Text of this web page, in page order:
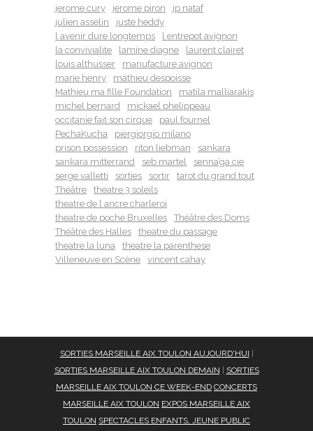
jerome cury
jerome piron
jp nataf
julien asselin
juste heddy
l avenir dure longtemps
l entrepot avignon
la convivialite
lamine diagne
laurent clairet
louis althusser
manufacture avignon
marie henry
mathieu despoisse
Mathieu ma fille Foundation
matila malliarakis
michel bernard
mickael phelippeau
occitanie fait son cirque
paul fournel
PechaKucha
piergiorgio milano
prison possession
riton liebman
sankara
sankara mitterrand
seb martel
senna’ga cie
serge valletti
sorties sortir
tarot du grand tout
Théâtre
theatre 3 soleils
theatre de l ancre charleroi
theatre de poche Bruxelles
Théâtre des Doms
Théâtre des Halles
theatre du passage
theatre la luna
theatre la parenthese
Villeneuve en Scène
vincent cahay
SORTIES MARSEILLE AIX TOULON AUJOURD'HUI |
SORTIES MARSEILLE AIX TOULON DEMAIN | SORTIES
MARSEILLE AIX TOULON CE WEEK-END CONCERTS
MARSEILLE AIX TOULON EXPOS MARSEILLE AIX
TOULON SPECTACLES ENFANTS, JEUNE PUBLIC